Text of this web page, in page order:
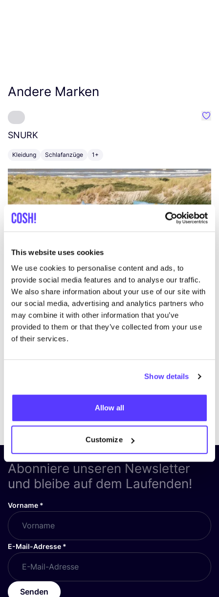
This website uses cookies
We use cookies to personalise content and ads, to
provide social media features and to analyse our traffic.
We also share information about your use of our site with
our social media, advertising and analytics partners who
may combine it with other information that you’ve
provided to them or that they’ve collected from your use
of their services.
Show details
Allow all
Customize
Andere Marken
SNURK
Kleidung Schlafanzüge 1+
Abonniere unseren Newsletter
und bleibe auf dem Laufenden!
Vorname *
E-Mail-Adresse *
Senden